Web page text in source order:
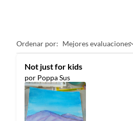
Ordenar por: Mejores evaluaciones
Not just for kids
por Poppa Sus